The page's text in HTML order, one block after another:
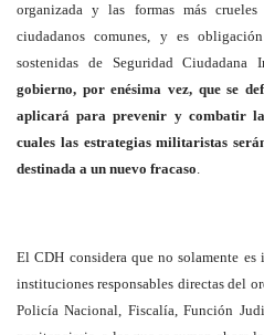
organizada y las formas más
ciudadanos comunes, y es
sostenidas de Seguridad
gobierno, por enésima vez, que se
aplicará para prevenir y combatir
cuales las estrategias militaristas
destinada a un nuevo fracaso.
El CDH considera que no solamente
instituciones responsables directas del
Policía Nacional, Fiscalía, Función